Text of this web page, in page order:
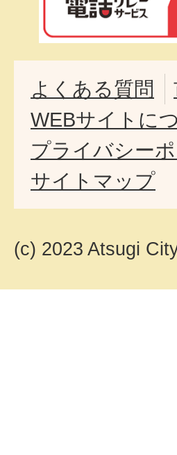
よくある質問
WEBサイトに
プライバシー
サイトマップ
(c) 2023 Atsugi